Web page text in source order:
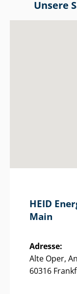
Unsere
HEID
Main
Adresse:
Alte Oper,
60316